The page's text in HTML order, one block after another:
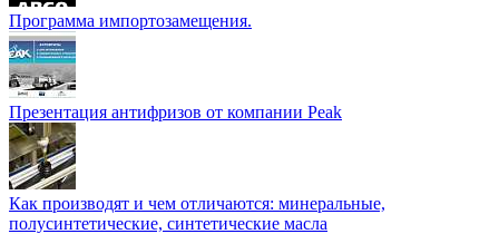
Программа импортозамещения.
Презентация антифризов от компании Peak
Как производят и чем отличаются: минеральные,
полусинтетические, синтетические масла